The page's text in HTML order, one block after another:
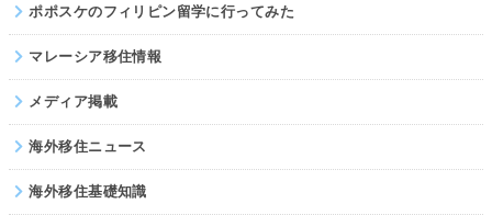
ポポスケのフィリピン留学に行ってみた
マレーシア移住情報
メディア掲載
海外移住ニュース
海外移住基礎知識